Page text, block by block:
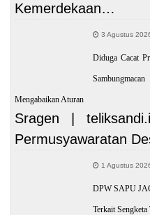
Kemerdekaan…
3 Agustus
Diduga Cacat
Mengabaikan Aturan
Sragen |
Permusyawaratan
1 Agustus
DPW SAPU
Terkait